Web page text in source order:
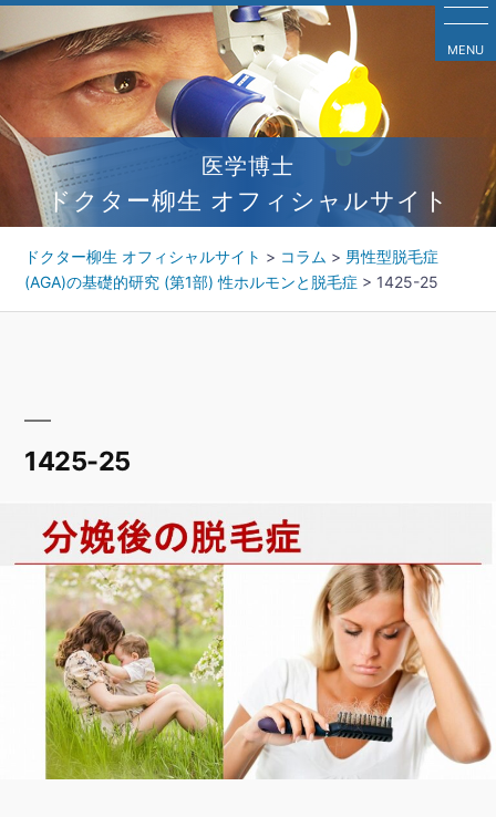
コ
テ
ツ
へ
医学博士
ドクター柳生 オフィシャルサイト
ドクター柳生 オフィシャルサイト > コラム > 男性型脱毛症
(AGA)の基礎的研究 (第1部) 性ホルモンと脱毛症 > 1425-25
1425-25
MENU